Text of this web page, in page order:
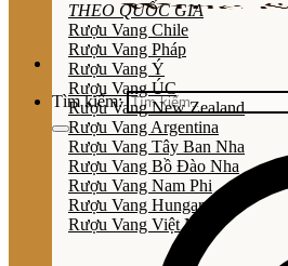
Tìm kiếm:
THEO QUỐC GIA
Rượu Vang Chile
Rượu Vang Pháp
Rượu Vang Ý
Rượu Vang ÚC
Rượu Vang New Zealand
Rượu Vang Argentina
Rượu Vang Tây Ban Nha
Rượu Vang Bồ Đào Nha
Rượu Vang Nam Phi
Rượu Vang Hungary
Rượu Vang Việt Nam